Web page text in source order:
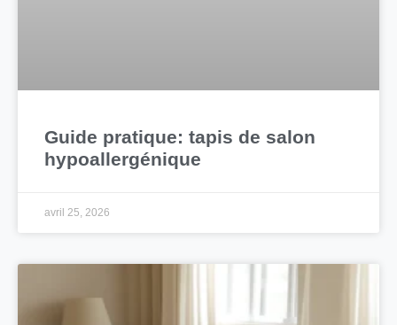
Guide pratique: tapis de salon
hypoallergénique
avril 25, 2026